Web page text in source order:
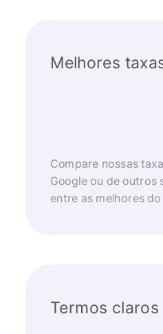
Melhores
Compare nossas
Google ou de
entre as melhores
Termos claros